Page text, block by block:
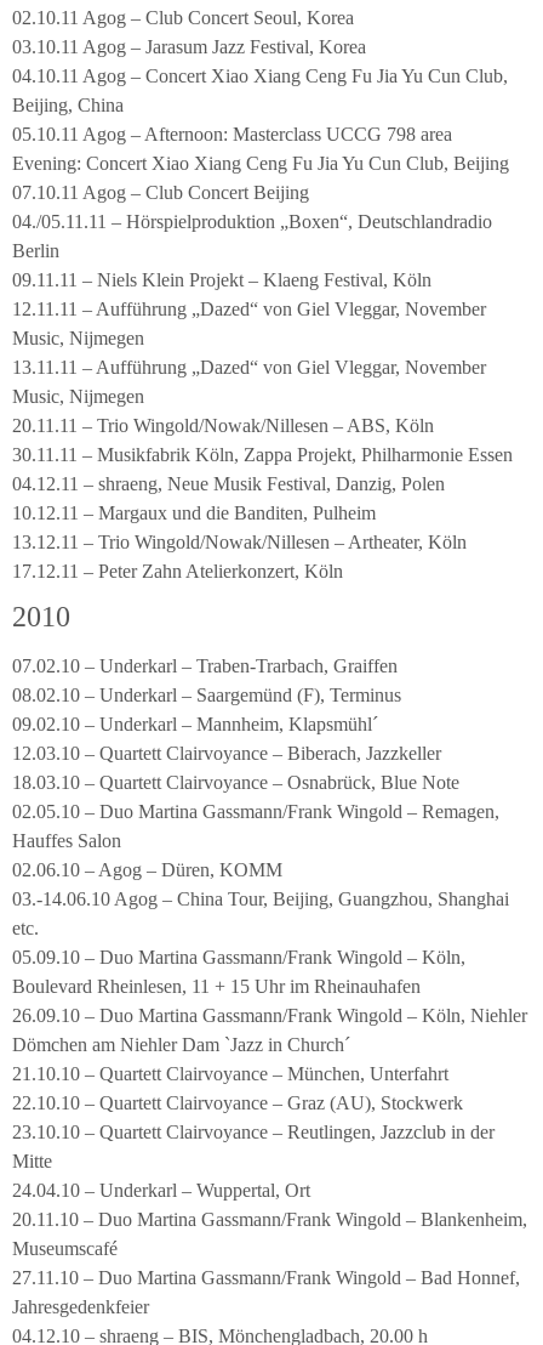
02.10.11 Agog – Club Concert Seoul, Korea
03.10.11 Agog – Jarasum Jazz Festival, Korea
04.10.11 Agog – Concert Xiao Xiang Ceng Fu Jia Yu Cun Club,
Beijing, China
05.10.11 Agog – Afternoon: Masterclass UCCG 798 area
Evening: Concert Xiao Xiang Ceng Fu Jia Yu Cun Club, Beijing
07.10.11 Agog – Club Concert Beijing
04./05.11.11 – Hörspielproduktion „Boxen“, Deutschlandradio
Berlin
09.11.11 – Niels Klein Projekt – Klaeng Festival, Köln
12.11.11 – Aufführung „Dazed“ von Giel Vleggar, November
Music, Nijmegen
13.11.11 – Aufführung „Dazed“ von Giel Vleggar, November
Music, Nijmegen
20.11.11 – Trio Wingold/Nowak/Nillesen – ABS, Köln
30.11.11 – Musikfabrik Köln, Zappa Projekt, Philharmonie Essen
04.12.11 – shraeng, Neue Musik Festival, Danzig, Polen
10.12.11 – Margaux und die Banditen, Pulheim
13.12.11 – Trio Wingold/Nowak/Nillesen – Artheater, Köln
17.12.11 – Peter Zahn Atelierkonzert, Köln
2010
07.02.10 – Underkarl – Traben-Trarbach, Graiffen
08.02.10 – Underkarl – Saargemünd (F), Terminus
09.02.10 – Underkarl – Mannheim, Klapsmühl´
12.03.10 – Quartett Clairvoyance – Biberach, Jazzkeller
18.03.10 – Quartett Clairvoyance – Osnabrück, Blue Note
02.05.10 – Duo Martina Gassmann/Frank Wingold – Remagen,
Hauffes Salon
02.06.10 – Agog – Düren, KOMM
03.-14.06.10 Agog – China Tour, Beijing, Guangzhou, Shanghai
etc.
05.09.10 – Duo Martina Gassmann/Frank Wingold – Köln,
Boulevard Rheinlesen, 11 + 15 Uhr im Rheinauhafen
26.09.10 – Duo Martina Gassmann/Frank Wingold – Köln, Niehler
Dömchen am Niehler Dam `Jazz in Church´
21.10.10 – Quartett Clairvoyance – München, Unterfahrt
22.10.10 – Quartett Clairvoyance – Graz (AU), Stockwerk
23.10.10 – Quartett Clairvoyance – Reutlingen, Jazzclub in der
Mitte
24.04.10 – Underkarl – Wuppertal, Ort
20.11.10 – Duo Martina Gassmann/Frank Wingold – Blankenheim,
Museumscafé
27.11.10 – Duo Martina Gassmann/Frank Wingold – Bad Honnef,
Jahresgedenkfeier
04.12.10 – shraeng – BIS, Mönchengladbach, 20.00 h